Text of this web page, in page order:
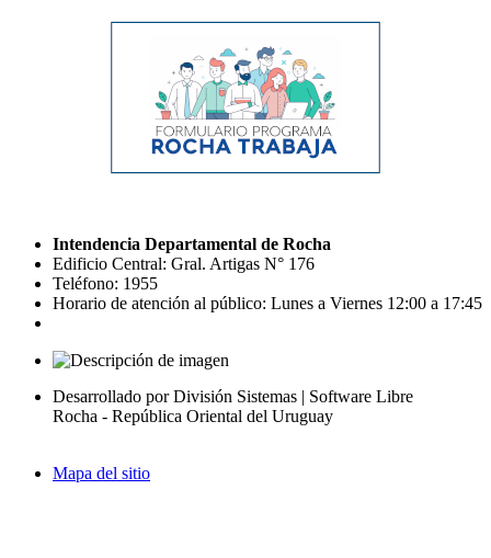
Intendencia Departamental de Rocha
Edificio Central: Gral. Artigas N° 176
Teléfono: 1955
Horario de atención al público: Lunes a Viernes 12:00 a 17:45
Desarrollado por División Sistemas | Software Libre
Rocha - República Oriental del Uruguay
Mapa del sitio